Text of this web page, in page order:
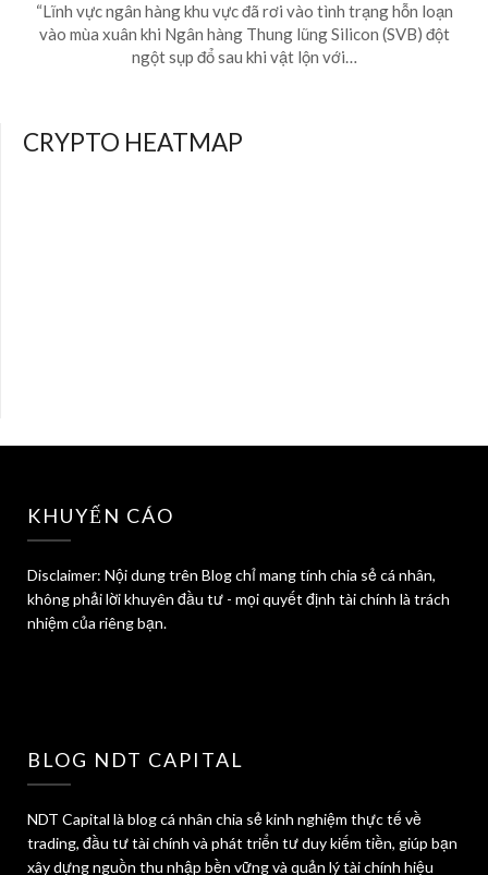
“Lĩnh vực ngân hàng khu vực đã rơi vào tình trạng hỗn loạn
vào mùa xuân khi Ngân hàng Thung lũng Silicon (SVB) đột
ngột sụp đổ sau khi vật lộn với…
CRYPTO HEATMAP
KHUYẾN CÁO
Disclaimer: Nội dung trên Blog chỉ mang tính chia sẻ cá nhân,
không phải lời khuyên đầu tư - mọi quyết định tài chính là trách
nhiệm của riêng bạn.
BLOG NDT CAPITAL
NDT Capital là blog cá nhân chia sẻ kinh nghiệm thực tế về
trading, đầu tư tài chính và phát triển tư duy kiếm tiền, giúp bạn
xây dựng nguồn thu nhập bền vững và quản lý tài chính hiệu